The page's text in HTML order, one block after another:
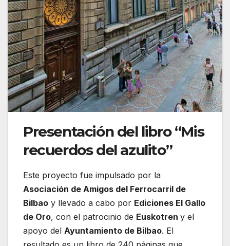
Presentación del libro “Mis
recuerdos del azulito”
Este proyecto fue impulsado por la
Asociación de Amigos del Ferrocarril de
Bilbao y llevado a cabo por Ediciones El Gallo
de Oro, con el patrocinio de Euskotren y el
apoyo del Ayuntamiento de Bilbao. El